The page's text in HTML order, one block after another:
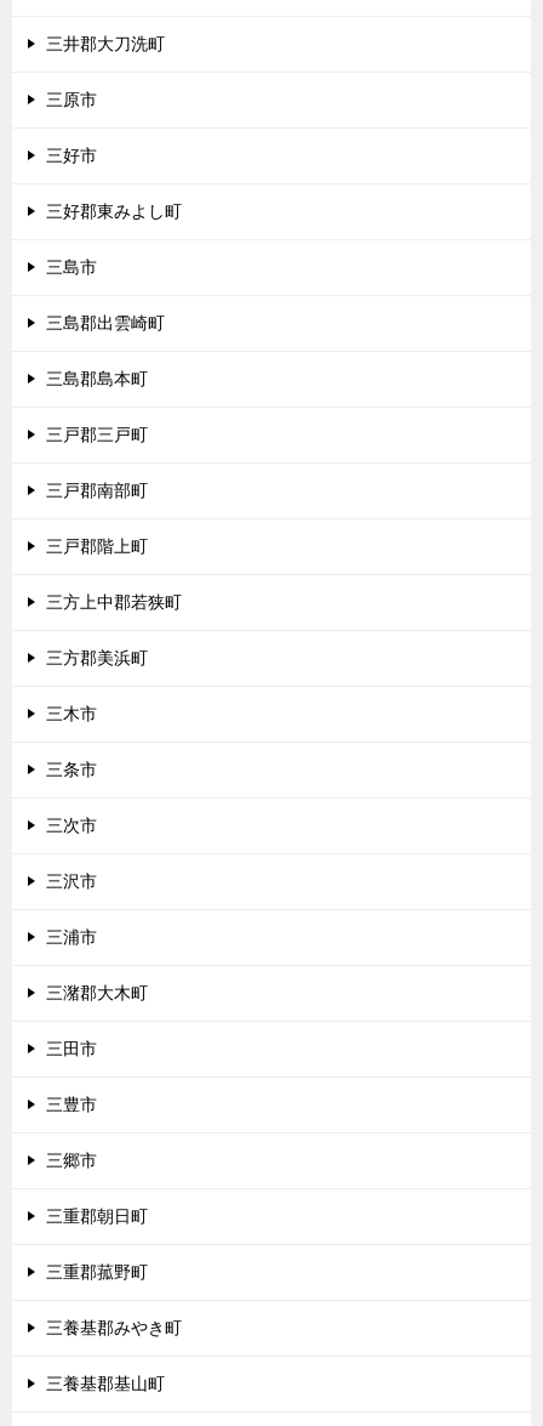
三井郡大刀洗町
三原市
三好市
三好郡東みよし町
三島市
三島郡出雲崎町
三島郡島本町
三戸郡三戸町
三戸郡南部町
三戸郡階上町
三方上中郡若狭町
三方郡美浜町
三木市
三条市
三次市
三沢市
三浦市
三潴郡大木町
三田市
三豊市
三郷市
三重郡朝日町
三重郡菰野町
三養基郡みやき町
三養基郡基山町